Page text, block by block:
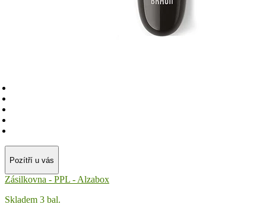
Pozítří u vás
Zásilkovna - PPL - Alzabox
Skladem 3 bal.